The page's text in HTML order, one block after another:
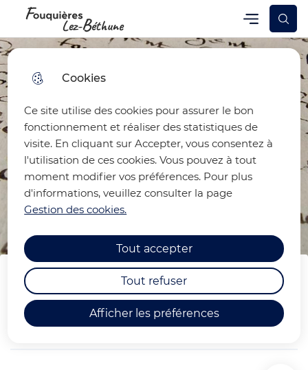
Cookies
Ce site utilise des cookies pour assurer le bon
fonctionnement et réaliser des statistiques de
visite. En cliquant sur Accepter, vous consentez à
l'utilisation de ces cookies. Vous pouvez à tout
moment modifier vos préférences. Pour plus
d'informations, veuillez consulter la page
Gestion des cookies.
Afficher les préférences
Tout accepter
Tout refuser
Skip
menu
to
search
principal
Skip to
site
map
Fouquières-lez-Béthune Menu principal
Menu
La lettre "Mon village, c'est
mon patrimoine"